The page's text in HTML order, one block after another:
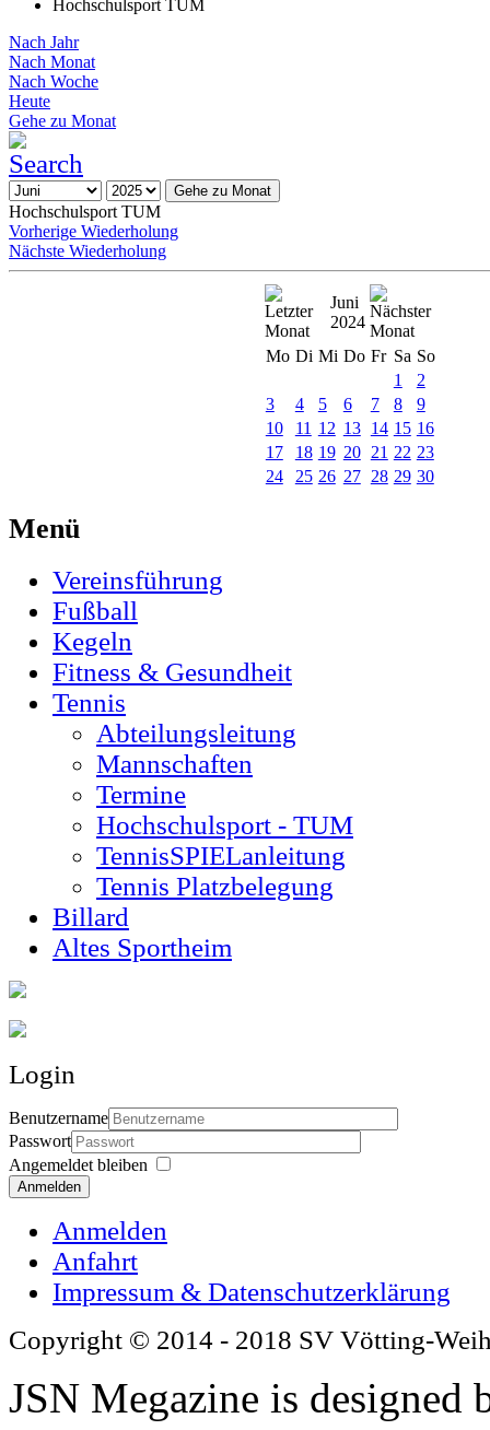
Hochschulsport TUM
Nach Jahr
Nach Monat
Nach Woche
Heute
Gehe zu Monat
Gehe zu Monat
Hochschulsport TUM
Vorherige Wiederholung
Nächste Wiederholung
Juni
2024
Mo Di Mi Do Fr Sa So
1
2
3
4 5 6 7 8
9
10
11 12 13 14 15 16
17
18 19 20 21 22 23
24
25 26 27 28 29 30
Menü
Vereinsführung
Fußball
Kegeln
Fitness & Gesundheit
Tennis
Abteilungsleitung
Mannschaften
Termine
Hochschulsport - TUM
TennisSPIELanleitung
Tennis Platzbelegung
Billard
Altes Sportheim
Login
Benutzername
Passwort
Angemeldet bleiben
Anmelden
Anmelden
Anfahrt
Impressum & Datenschutzerklärung
Copyright © 2014 - 2018 SV Vötting-
JSN Megazine is designed